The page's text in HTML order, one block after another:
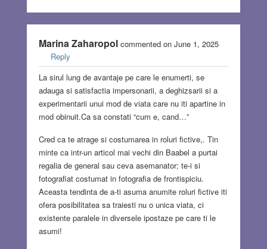
Marina Zaharopolcommented on June 1, 2025
Reply
La sirul lung de avantaje pe care le enumerti, se
adauga si satisfactia impersonarii, a deghizsarii si a
experimentarii unui mod de viata care nu iti apartine in
mod obinuit.Ca sa constati “cum e, cand…”
Cred ca te atrage si costumarea in roluri fictive,. Tin
minte ca intr-un articol mai vechi din Baabel a purtai
regalia de general sau ceva asemanator; te-i si
fotografiat costumat in fotografia de frontispiciu.
Aceasta tendinta de a-ti asuma anumite roluri fictive iti
ofera posibilitatea sa traiesti nu o unica viata, ci
existente paralele in diversele ipostaze pe care ti le
asumi!